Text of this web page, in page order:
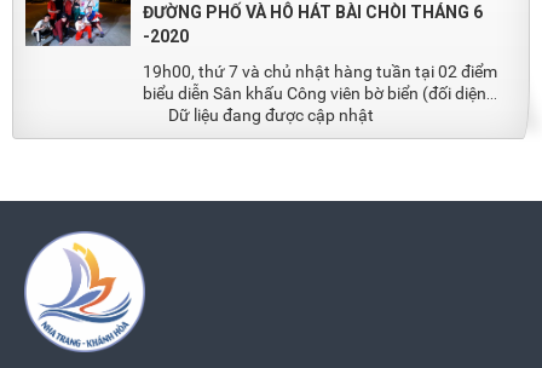
ĐƯỜNG PHỐ VÀ HÔ HÁT BÀI CHÒI THÁNG 6
-2020
19h00, thứ 7 và chủ nhật hàng tuần tại 02 điểm
biểu diễn Sân khấu Công viên bờ biển (đối diện
đường ...
Dữ liệu đang được cập nhật